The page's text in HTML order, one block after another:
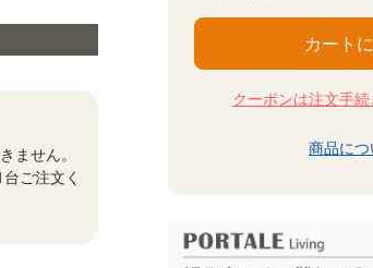
ません。
ご注文く
カート
クーポンは注文手
商品に